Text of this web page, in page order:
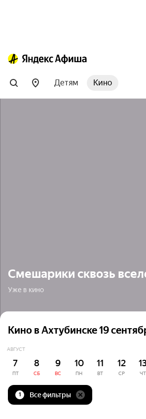
Детям Кино
Смешарики сквозь
Уже в кино
Кино в Ахтубинске 19
АВГУСТ
7
ПТ
8
СБ
9
ВС
10
ПН
11
ВТ
12
СР ЧТ
1 Все фильтры